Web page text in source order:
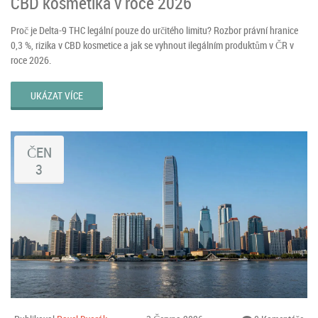
Proč je Delta-9 THC legální pouze do určitého limitu? Rozbor právní hranice
0,3 %, rizika v CBD kosmetice a jak se vyhnout ilegálním produktům v ČR v
roce 2026.
UKÁZAT VÍCE
ČEN
3